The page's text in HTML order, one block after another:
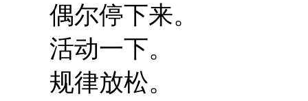
偶尔停下来。
活动一下。
规律放松。